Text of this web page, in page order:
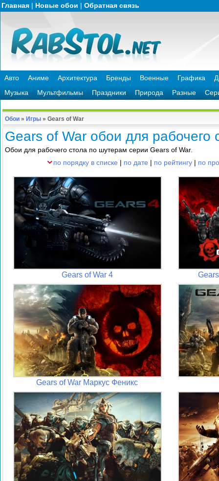
Главная | Новые обои | Обратная связь
Авто Аниме Архитектура Бренды Военные Графика
Музыка
Мультфильмы Праздники Природа Разные
Обои » Игры » Gears of War
Gears of War обои для рабочего
Обои для рабочего стола по шутерам серии Gears of War.
по порядку в списке | по дате | по рейтингу | по
Gears of War 4
Gears of War Маркус Феникс